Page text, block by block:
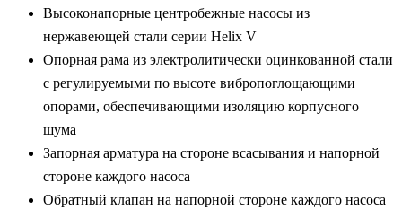
Высоконапорные центробежные насосы из
нержавеющей стали серии Helix V
Опорная рама из электролитически оцинкованной стали
с регулируемыми по высоте вибропоглощающими
опорами, обеспечивающими изоляцию корпусного
шума
Запорная арматура на стороне всасывания и напорной
стороне каждого насоса
Обратный клапан на напорной стороне каждого насоса